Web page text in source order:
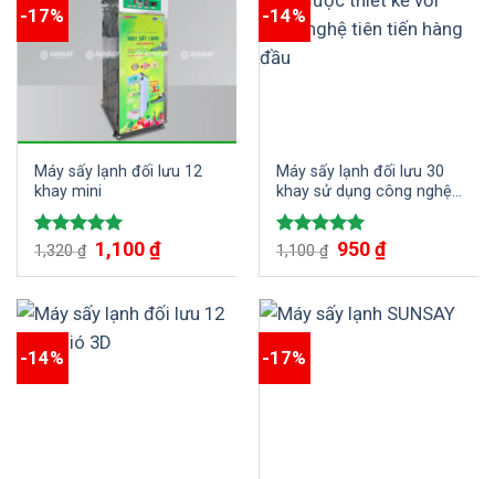
-17%
Máy sấy lạnh đối lưu 12
khay mini
Được xếp
5.00
1,320₫ 1,100₫
-14%
Máy sấy lạnh đối lưu 30
khay sử dụng công nghệ
tiên tiến, giúp tăng năng
suất sản xuất và hiệu quả
kinh doanh
Được xếp
1,100₫ 950₫
-14% -17%